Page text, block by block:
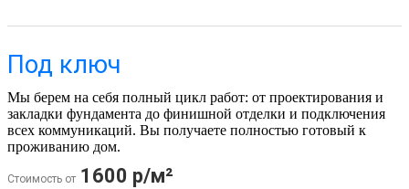
Под ключ
Мы берем на себя полный цикл работ: от проектирования и
закладки фундамента до финишной отделки и подключения
всех коммуникаций. Вы получаете полностью готовый к
проживанию дом.
Стоимость от 1600 р/м²